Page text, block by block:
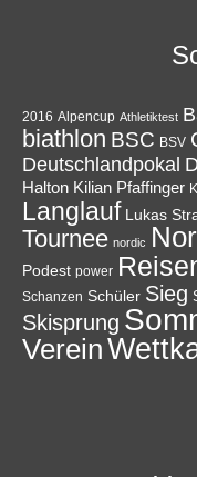
2016 Alpencup Athletiktest
biathlon BSC BSV
Deutschlandpokal
Halton Kilian Pfaffinger
Langlauf Lukas
Tournee nordic
Podest power
Schanzen Schüler Sieg
Skisprung
Verein